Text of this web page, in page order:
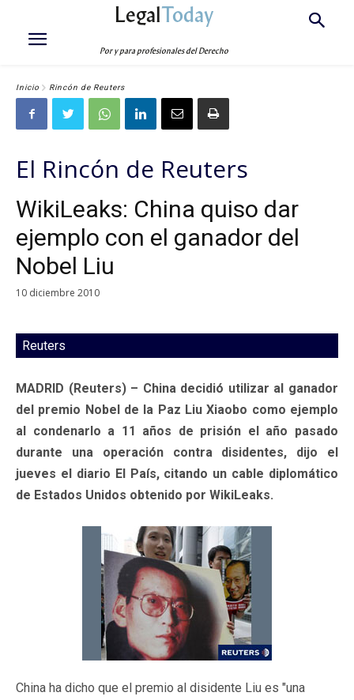
LegalToday
Por y para profesionales del Derecho
Inicio Rincón de Reuters
El Rincón de Reuters
WikiLeaks: China quiso dar
ejemplo con el ganador del
Nobel Liu
10 diciembre 2010
Reuters
MADRID (Reuters) – China decidió utilizar al ganador
del premio Nobel de la Paz Liu Xiaobo como ejemplo
al condenarlo a 11 años de prisión el año pasado
durante una operación contra disidentes, dijo el
jueves el diario El País, citando un cable diplomático
de Estados Unidos obtenido por WikiLeaks.
China ha dicho que el premio al disidente Liu es "una